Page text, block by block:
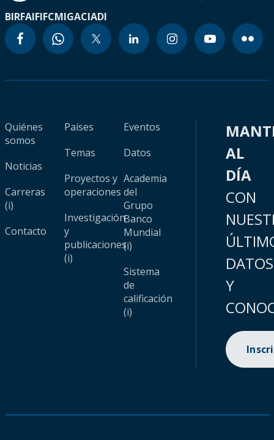
BIRFAIFIFCMIGACIADI
Quiénes
somos
Noticias
Carreras
(i)
Contacto
Países
Temas
Proyectos y
operaciones
Investigación
y
publicaciones
(i)
Eventos
Datos
Academia
del
Grupo
Banco
Mundial
(i)
Sistema
de
calificación
(i)
AL
DÍA
CON
DATOS
Y